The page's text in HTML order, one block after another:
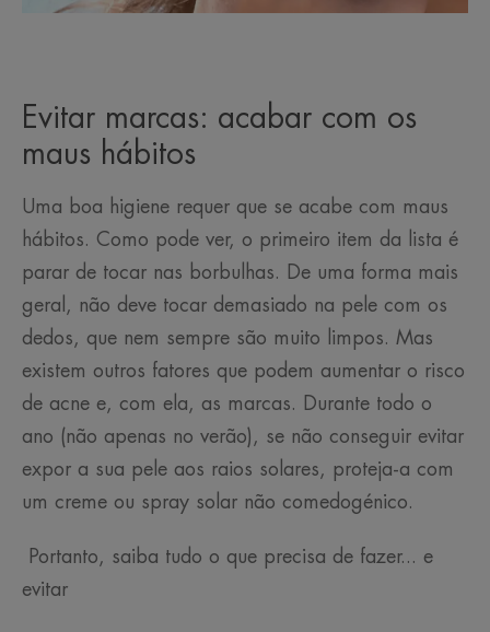
Evitar marcas: acabar com os
maus hábitos
Uma boa higiene requer que se acabe com maus
hábitos. Como pode ver, o primeiro item da lista é
parar de tocar nas borbulhas. De uma forma mais
geral, não deve tocar demasiado na pele com os
dedos, que nem sempre são muito limpos. Mas
existem outros fatores que podem aumentar o risco
de acne e, com ela, as marcas. Durante todo o
ano (não apenas no verão), se não conseguir evitar
expor a sua pele aos raios solares, proteja-a com
um creme ou spray solar não comedogénico.
Portanto, saiba tudo o que precisa de fazer... e
evitar